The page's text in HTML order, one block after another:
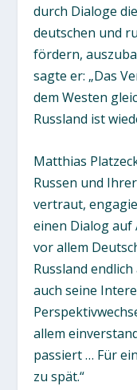
durch Dialoge
deutschen und
fördern,
sagte er: „Das
dem Westen
Russland ist
Matthias
Russen und
vertraut,
einen Dialog auf
vor allem
Russland
auch seine
allem
passiert … Für
zu spät.“